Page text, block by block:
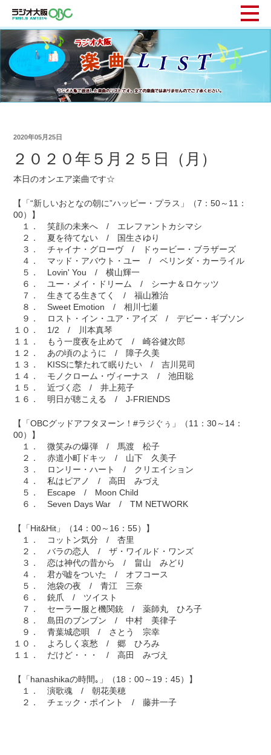
2020年05月25日
２０２０年５月２５日（月）
本日のオンエア楽曲です☆
【「“新しいおとなの朝に”ハッピー・プラス」（7：50～11：
00）】
１． 笑顔の未来へ / エレファントカシマシ
２． 夏を待てない / 国生さゆり
３． チャイナ・グローヴ / ドゥービー・ブラザーズ
４． マッド・アバウト・ユー / ベリンダ・カーライル
５． Lovin' You / 横山輝一
６． ユー・メイ・ドリーム / シーナ＆ロケッツ
７． 生きてる生きてく / 福山雅治
８． Sweet Emotion / 相川七瀬
９． ロスト・イン・ユア・アイズ / デビー・ギブソン
１０． 1/2 / 川本真琴
１１． もう一度夜を止めて / 崎谷健次郎
１２． あの頃のように / 障子久美
１３． KISSに撃たれて眠りたい / 吉川晃司
１４． モノクローム・ヴィーナス / 池田聡
１５． 近づく恋 / 井上苑子
１６． 明日が聴こえる / J-FRIENDS
【「OBCグッドアフタヌーン！#ラジぐぅ」（11：30～14：
00）】
１． 微笑みの爆弾 / 馬渡 松子
２． 赤道小町ドキッ / 山下 久美子
３． ロンリー・ハート / クリエイション
４． 私はピアノ / 高田 みづえ
５． Escape / Moon Child
６． Seven Days War / TM NETWORK
【「Hit&Hit」（14：00～16：55）】
１． コットン気分 / 杏里
２． バラの恋人 / ザ・ワイルド・ワンズ
３． 恋は神代の昔から / 畠山 みどり
４． 君が嘘をついた / オフコース
５． 池袋の夜 / 青江 三奈
６． 銃爪 / ツイスト
７． セーラー服と機関銃 / 薬師丸 ひろ子
８． 島田のブンブン / 中村 美律子
９． 青葉城恋唄 / さとう 宗幸
１０． よろしく哀愁 / 郷 ひろみ
１１． だけど・・・ / 高田 みづえ
【「hanashikaの時間｡」（18：00～19：45）】
１． 演歌魂 / 朝花美穂
２． チェック・ポイント / 藤井一子